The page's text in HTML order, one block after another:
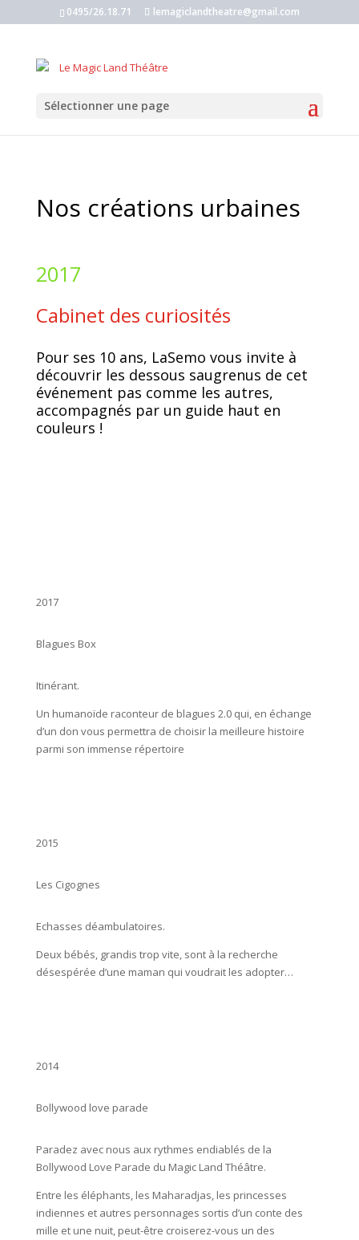
0495/26.18.71 lemagiclandtheatre@gmail.com
Sélectionner une page
Nos créations urbaines
2017
Cabinet des curiosités
Pour ses 10 ans, LaSemo vous invite à
découvrir les dessous saugrenus de cet
événement pas comme les autres,
accompagnés par un guide haut en
couleurs !
2017
Blagues Box
Itinérant.
Un humanoïde raconteur de blagues 2.0 qui, en échange
d’un don vous permettra de choisir la meilleure histoire
parmi son immense répertoire
2015
Les Cigognes
Echasses déambulatoires.
Deux bébés, grandis trop vite, sont à la recherche
désespérée d’une maman qui voudrait les adopter…
2014
Bollywood love parade
Paradez avec nous aux rythmes endiablés de la
Bollywood Love Parade du Magic Land Théâtre.
Entre les éléphants, les Maharadjas, les princesses
indiennes et autres personnages sortis d’un conte des
mille et une nuit, peut-être croiserez-vous un des